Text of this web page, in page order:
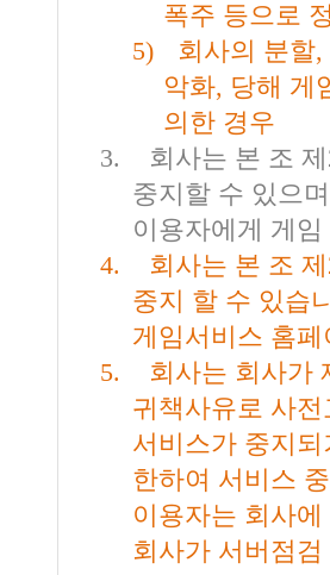
폭주 등으로
5)
회사의 분할,
악화, 당해 게
의한 경우
3.
회사는 본 조 제
중지할 수 있으며
이용자에게 게
4.
회사는 본 조 제
중지 할 수 있습
게임서비스 홈
5.
회사는 회사가
귀책사유로 사
서비스가 중지
한하여 서비스
이용자는 회사
회사가 서버점